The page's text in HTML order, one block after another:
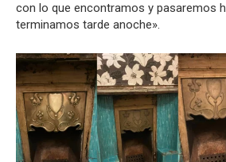
con lo que encontramos y pasaremos
terminamos tarde anoche».